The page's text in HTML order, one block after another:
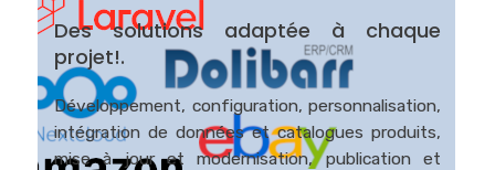
Des solutions adaptée à chaque
projet!.
Développement, configuration, personnalisation,
intégration de données et catalogues produits,
mise à jour et modernisation, publication et